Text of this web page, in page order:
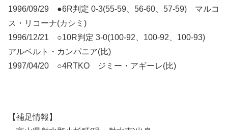
1996/09/29 ●6R判定 0-3(55-59、56-60、57-59) マルコ
ス・リコーナ(カシミ)
1996/12/21 ○10R判定 3-0(100-92、100-92、100-93)
アルベルト・カンパニア(比)
1997/04/20 ○4RTKO ジミー・アギーレ(比)
【補足情報】